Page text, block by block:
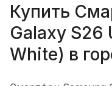
Купить
Galaxy S26
White) в